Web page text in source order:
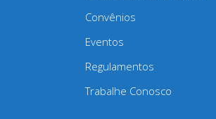
Convênios
Eventos
Regulamentos
Trabalhe Conosco